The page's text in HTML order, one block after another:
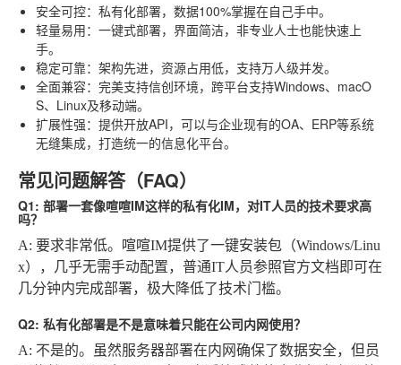
安全可控：私有化部署，数据100%掌握在自己手中。
轻量易用：一键式部署，界面简洁，非专业人士也能快速上
手。
稳定可靠：架构先进，资源占用低，支持万人级并发。
全面兼容：完美支持信创环境，跨平台支持Windows、macO
S、Linux及移动端。
扩展性强：提供开放API，可以与企业现有的OA、ERP等系统
无缝集成，打造统一的信息化平台。
常见问题解答（FAQ）
Q1: 部署一套像喧喧IM这样的私有化IM，对IT人员的技术要求高
吗？
A: 要求非常低。喧喧IM提供了一键安装包（Windows/Linu
x），几乎无需手动配置，普通IT人员参照官方文档即可在
几分钟内完成部署，极大降低了技术门槛。
Q2: 私有化部署是不是意味着只能在公司内网使用？
A: 不是的。虽然服务器部署在内网确保了数据安全，但员